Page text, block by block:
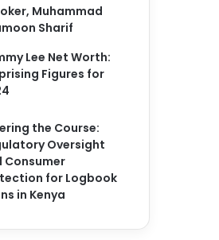
Muhammad
Sharif
Lee Net Worth:
Figures for
the Course:
Oversight
Consumer
for Logbook
in Kenya